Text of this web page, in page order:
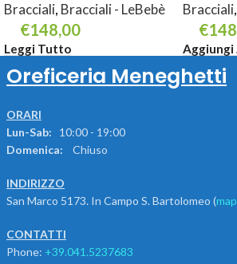
Bracciali, Bracciali - LeBebè
€148,00
Leggi Tutto
Bracciali,
€
Aggiungi
Oreficeria Meneghetti
ORARI
Lun-Sab: 10:00 - 19:00
Domenica:
Chiuso
INDIRIZZO
San Marco 5173. In Campo S. Bartolomeo (
CONTATTI
Phone: +39.041.5237683